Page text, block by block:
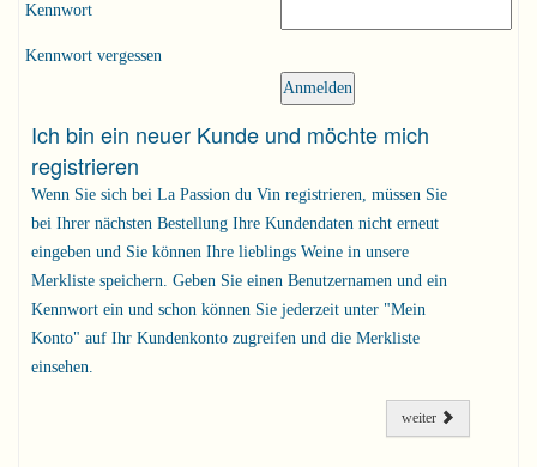
Kennwort
Kennwort vergessen
Ich bin ein neuer Kunde und möchte mich
registrieren
Wenn Sie sich bei La Passion du Vin registrieren, müssen Sie
bei Ihrer nächsten Bestellung Ihre Kundendaten nicht erneut
eingeben und Sie können Ihre lieblings Weine in unsere
Merkliste speichern. Geben Sie einen Benutzernamen und ein
Kennwort ein und schon können Sie jederzeit unter "Mein
Konto" auf Ihr Kundenkonto zugreifen und die Merkliste
einsehen.
weiter